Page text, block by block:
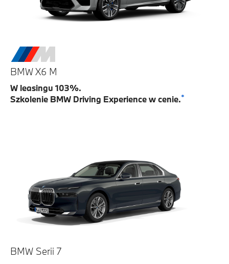
BMW X6 M
W leasingu 103%.
Szkolenie BMW Driving Experience w cenie.*
BMW Serii 7